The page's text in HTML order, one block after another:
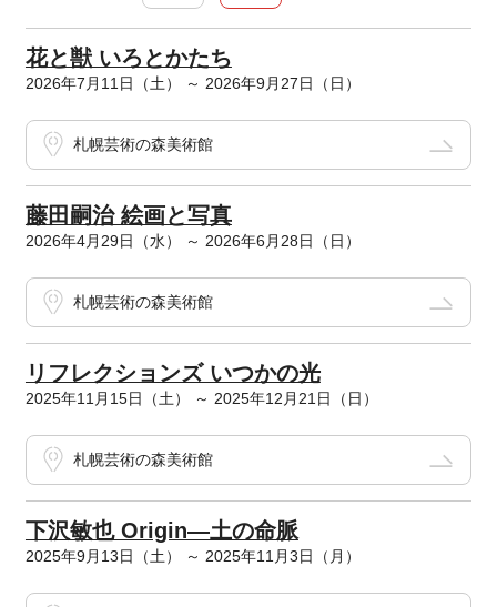
花と獣 いろとかたち
2026年7月11日（土） ～ 2026年9月27日（日）
札幌芸術の森美術館
藤田嗣治 絵画と写真
2026年4月29日（水） ～ 2026年6月28日（日）
札幌芸術の森美術館
リフレクションズ いつかの光
2025年11月15日（土） ～ 2025年12月21日（日）
札幌芸術の森美術館
下沢敏也 Origin―土の命脈
2025年9月13日（土） ～ 2025年11月3日（月）